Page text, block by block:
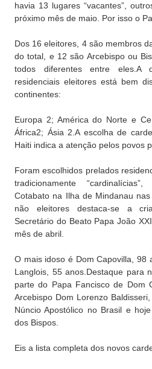
havia 13 lugares “vacantes”,
próximo mês de maio. Por isso o
Dos 16 eleitores, 4 são membros
do total, e 12 são Arcebispo ou
todos diferentes entre eles.A
residenciais eleitores está bem
continentes:
Europa 2; América do Norte e
África2; Ásia 2.A escolha de
Haiti indica a atenção pelos povos
Foram escolhidos prelados
tradicionamente
Cotabato na Ilha de Mindanau
não eleitores destaca-se a
Secretário do Beato Papa João
mês de abril.
O mais idoso é Dom Capovilla, 98
Langlois, 55 anos.Destaque para
parte do Papa Fancisco de Dom
Arcebispo Dom Lorenzo
Núncio Apostólico no Brasil e
dos Bispos.
Eis a lista completa dos novos